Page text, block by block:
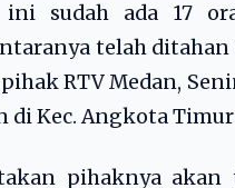
sudah ada 17
telah ditahan
RTV Medan,
Kec. Angkota
pihaknya akan